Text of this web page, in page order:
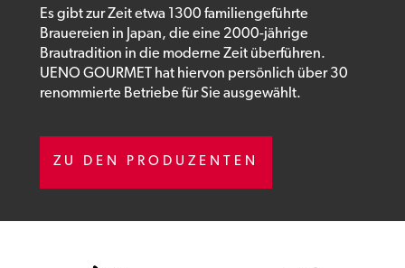
Es gibt zur Zeit etwa 1300 familiengeführte
Brauereien in Japan, die eine 2000-jährige
Brautradition in die moderne Zeit überführen.
UENO GOURMET hat hiervon persönlich über 30
renommierte Betriebe für Sie ausgewählt.
ZU DEN PRODUZENTEN